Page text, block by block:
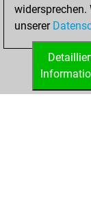
STARTSEITE
widersprechen.
unserer